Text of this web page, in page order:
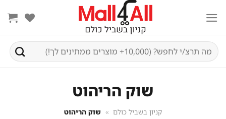
content
חיפוש
עבור:
שוק הריהוט
קניון בשביל כולם » שוק הריהוט